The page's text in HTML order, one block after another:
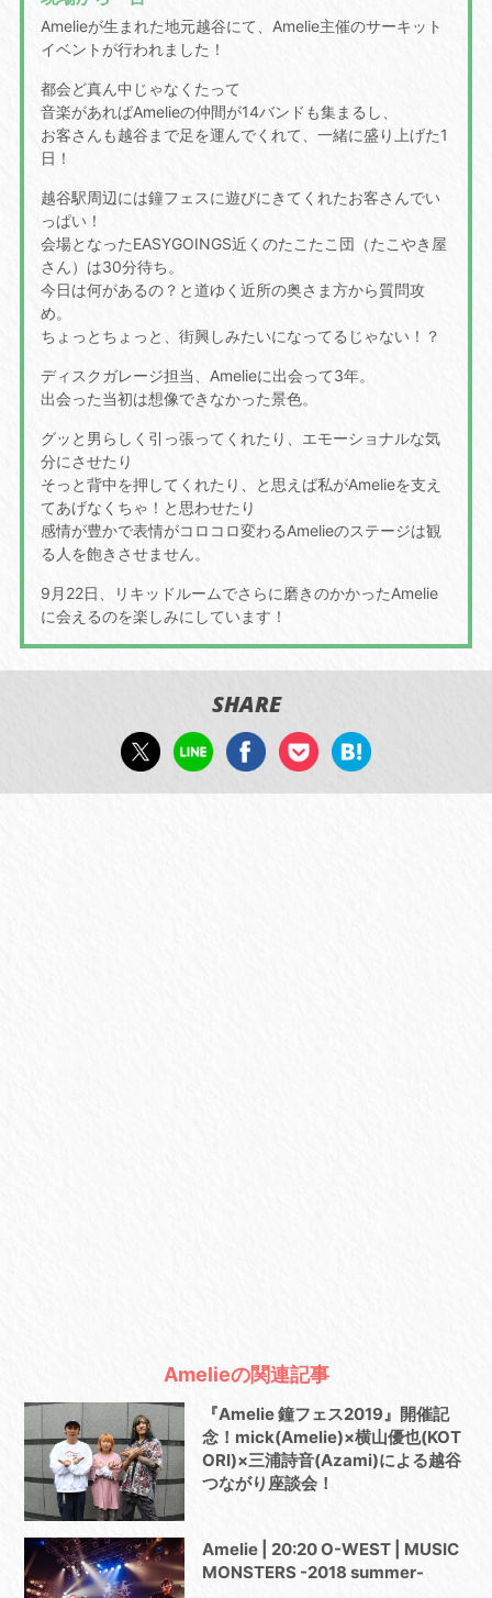
Amelieが生まれた地元越谷にて、Amelie主催のサーキット
イベントが行われました！
都会ど真ん中じゃなくたって
音楽があればAmelieの仲間が14バンドも集まるし、
お客さんも越谷まで足を運んでくれて、一緒に盛り上げた1
日！
越谷駅周辺には鐘フェスに遊びにきてくれたお客さんでい
っぱい！
会場となったEASYGOINGS近くのたこたこ団（たこやき屋
さん）は30分待ち。
今日は何があるの？と道ゆく近所の奥さま方から質問攻
め。
ちょっとちょっと、街興しみたいになってるじゃない！？
ディスクガレージ担当、Amelieに出会って3年。
出会った当初は想像できなかった景色。
グッと男らしく引っ張ってくれたり、エモーショナルな気
分にさせたり
そっと背中を押してくれたり、と思えば私がAmelieを支え
てあげなくちゃ！と思わせたり
感情が豊かで表情がコロコロ変わるAmelieのステージは観
る人を飽きさせません。
9月22日、リキッドルームでさらに磨きのかかったAmelie
に会えるのを楽しみにしています！
SHARE
Amelieの関連記事
『Amelie 鐘フェス2019』開催記
念！mick(Amelie)×横山優也(KOT
ORI)×三浦詩音(Azami)による越谷
つながり座談会！
Amelie | 20:20 O-WEST | MUSIC
MONSTERS -2018 summer-